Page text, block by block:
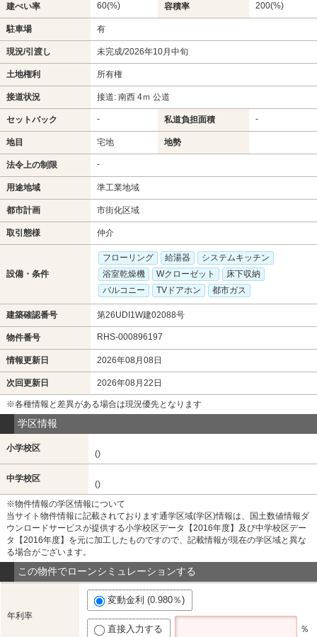
建ぺい率 60(%) 容積率 200(%)
駐車場 有
現況/引渡し 未完成/2026年10月中旬
土地権利 所有権
接道状況 接道: 南西 4ｍ 公道
セットバック - 私道負担面積 -
地目 宅地 地勢
法令上の制限 -
用途地域 準工業地域
都市計画 市街化区域
取引態様 仲介
設備・条件
フローリング 給湯器
システムキッチン
浴室乾燥機
Wクローゼット
床下収納
バルコニー
TVドアホン 都市ガス
建築確認番号 第26UDI1W建02088号
物件番号 RHS-000896197
情報更新日 2026年08月08日
次回更新日 2026年08月22日
※各種情報と差異がある場合は現況優先となります
学区情報
小学校区
()
中学校区
()
※物件情報の学区情報について
当サイト物件情報に記載されております通学区域(学区)情報は、国土数値情報ダ
ウンロードサービスが提供する小学校区データ【2016年度】及び中学校区デー
タ【2016年度】を元に加工したものですので、記載情報が現在の学区域と異な
る場合がございます。
この物件でローンシミュレーションする
年利率
変動金利 (0.980％)
直接入力する ％